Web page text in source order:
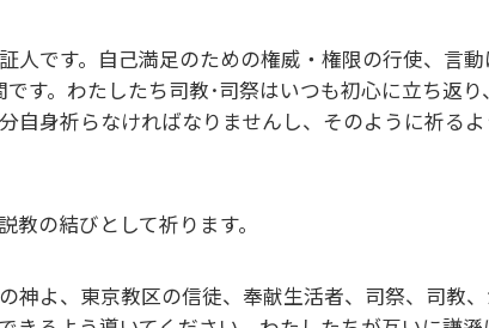
人です。自己満足のための権威・権限の行使、言
です。わたしたち司教･司祭はいつも初心に立ち返
自身祈らなければなりませんし、そのように祈る
教の結びとして祈ります。
神よ、東京教区の信徒、奉献生活者、司祭、司教